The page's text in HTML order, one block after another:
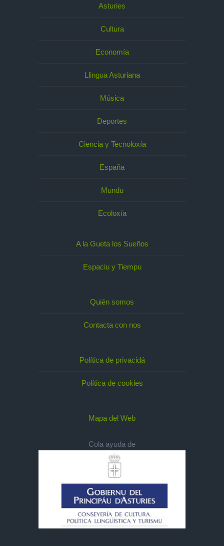
Asturies
Cultura
Economía
Llingua Asturiana
Música
Deportes
Ciencia y Tecnoloxía
España
Mundu
Ecoloxía
A la Gueta los Sueños
Espaciu y Tiempu
Quién somos
Contacta con nos
Política de privacidá
Política de cookies
Mapa del Web
Cola ayuda de